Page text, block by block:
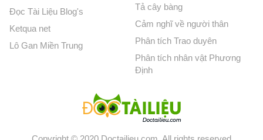
Đọc Tài Liệu Blog's
Ketqua net
Lô Gan Miền Trung
Tả cây bàng
Cảm nghĩ về người thân
Phân tích Trao duyên
Phân tích nhân vật Phương
Định